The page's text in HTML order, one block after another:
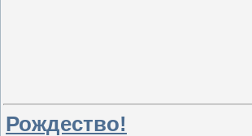
Рождество!